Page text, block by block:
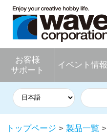
お客様
サポート
イベント情報
トップページ > 製品一覧 >